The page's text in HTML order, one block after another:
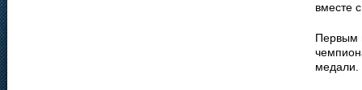
вместе
Первым
медали.